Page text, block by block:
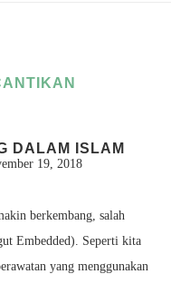
DALAM ISLAM
19, 2018
berkembang, salah
Embedded). Seperti kita
yang menggunakan